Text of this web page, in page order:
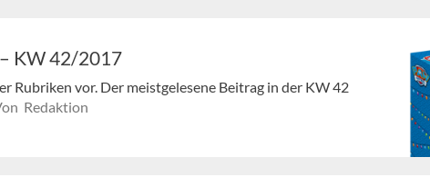
KW 42/2017
Rubriken vor. Der meistgelesene Beitrag in der KW 42
Redaktion